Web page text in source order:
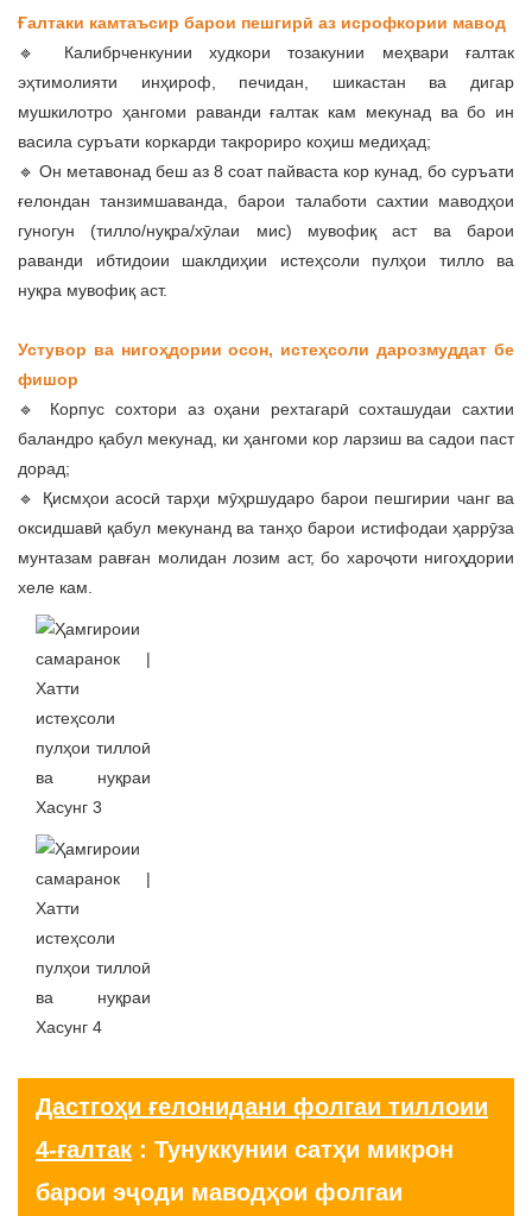
Ғалтаки камтаъсир барои пешгирӣ аз исрофкории мавод
🔹 Калибрченкунии худкори тозакунии меҳвари ғалтак
эҳтимолияти инҳироф, печидан, шикастан ва дигар
мушкилотро ҳангоми раванди ғалтак кам мекунад ва бо ин
васила суръати коркарди такрориро коҳиш медиҳад;
🔹 Он метавонад беш аз 8 соат пайваста кор кунад, бо суръати
ғелондан танзимшаванда, барои талаботи сахтии маводҳои
гуногун (тилло/нуқра/хӯлаи мис) мувофиқ аст ва барои
раванди ибтидоии шаклдиҳии истеҳсоли пулҳои тилло ва
нуқра мувофиқ аст.
Устувор ва нигоҳдории осон, истеҳсоли дарозмуддат бе
фишор
🔹 Корпус сохтори аз оҳани рехтагарӣ сохташудаи сахтии
баландро қабул мекунад, ки ҳангоми кор ларзиш ва садои паст
дорад;
🔹 Қисмҳои асосӣ тарҳи мӯҳршударо барои пешгирии чанг ва
оксидшавӣ қабул мекунанд ва танҳо барои истифодаи ҳаррӯза
мунтазам равған молидан лозим аст, бо хароҷоти нигоҳдории
хеле кам.
Дастгоҳи ғелонидани фолгаи тиллоии
4-ғалтак : Тунуккунии сатҳи микрон
барои эҷоди маводҳои фолгаи